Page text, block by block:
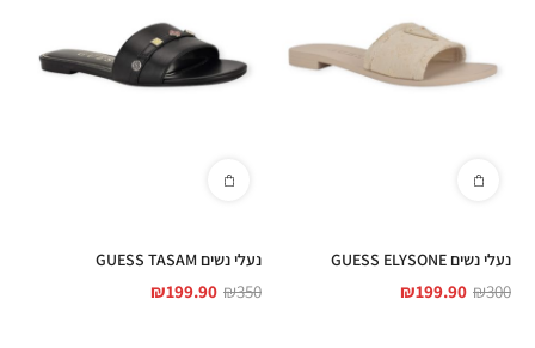
נעלי נשים GUESS ELYSONE
₪300
₪199.90
נעלי נשים GUESS TASAM
₪350
₪199.90